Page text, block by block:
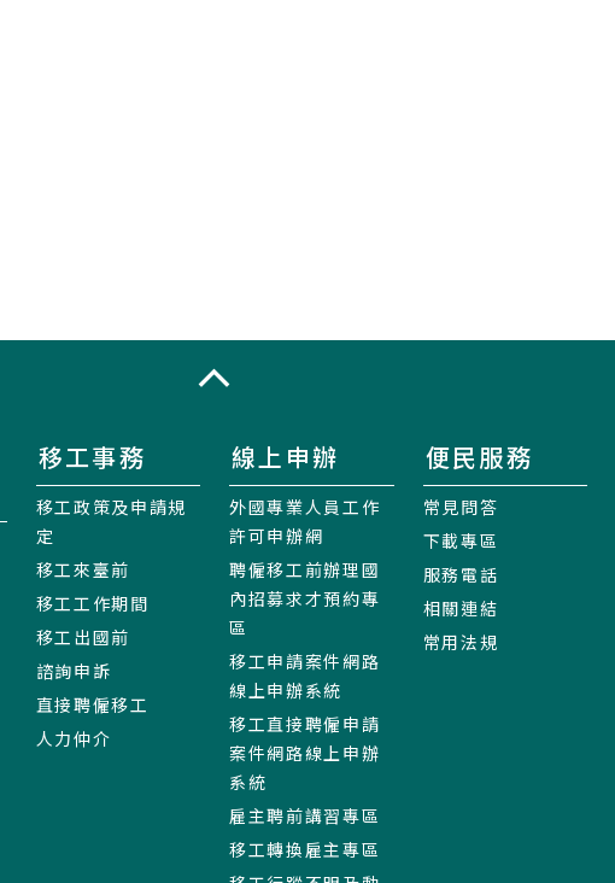
移工事務
移工政策及申請規
定
移工來臺前
移工工作期間
移工出國前
諮詢申訴
直接聘僱移工
人力仲介
線上申辦
外國專業人員工作
許可申辦網
聘僱移工前辦理國
內招募求才預約專
區
移工申請案件網路
線上申辦系統
移工直接聘僱申請
案件網路線上申辦
系統
雇主聘前講習專區
移工轉換雇主專區
便民服務
常見問答
下載專區
服務電話
相關連結
常用法規